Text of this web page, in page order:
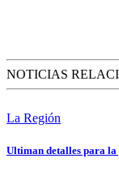
NOTICIAS
La Región
Ultiman detalles para la